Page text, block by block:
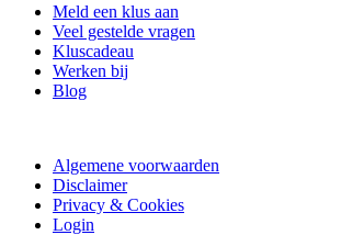
Meld een klus aan
Veel gestelde vragen
Kluscadeau
Werken bij
Blog
Algemene voorwaarden
Disclaimer
Privacy & Cookies
Login